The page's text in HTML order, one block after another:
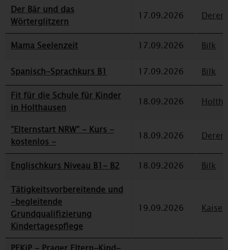
Der Bär und das
Wörterglitzern
17.09.2026
Mama Seelenzeit 17.09.2026 Bilk
Spanisch-Sprachkurs B1 17.09.2026
Bilk
Fit für die Schule für Kinder
in Holthausen
18.09.2026
"Elternstart NRW" - Kurs -
kostenlos -
18.09.2026
Englischkurs Niveau B1- B2 18.09.2026
Bilk
Tätigkeitsvorbereitende und
-begleitende
Grundqualifizierung
Kindertagespflege
19.09.2026